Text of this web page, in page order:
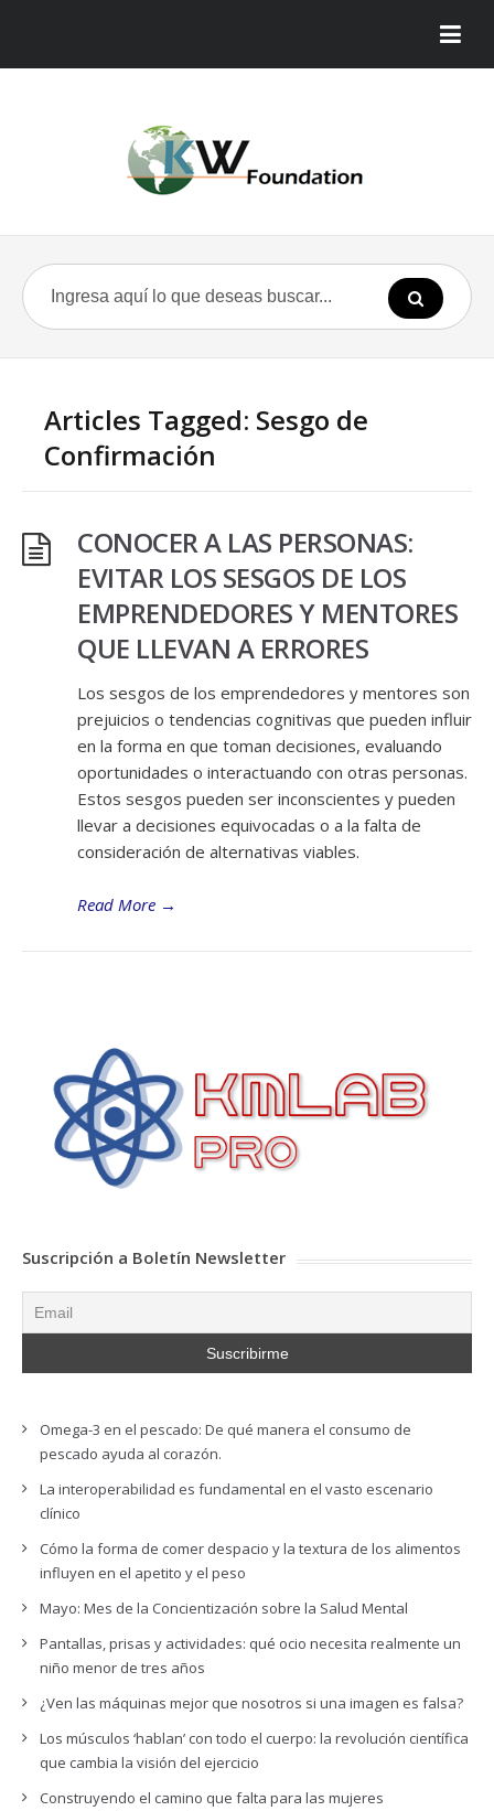
Articles Tagged: Sesgo de
Confirmación
CONOCER A LAS PERSONAS:
EVITAR LOS SESGOS DE LOS
EMPRENDEDORES Y MENTORES
QUE LLEVAN A ERRORES
Los sesgos de los emprendedores y mentores son
prejuicios o tendencias cognitivas que pueden influir
en la forma en que toman decisiones, evaluando
oportunidades o interactuando con otras personas.
Estos sesgos pueden ser inconscientes y pueden
llevar a decisiones equivocadas o a la falta de
consideración de alternativas viables.
Read More →
Suscripción a Boletín Newsletter
Omega-3 en el pescado: De qué manera el consumo de
pescado ayuda al corazón.
La interoperabilidad es fundamental en el vasto escenario
clínico
Cómo la forma de comer despacio y la textura de los alimentos
influyen en el apetito y el peso
Mayo: Mes de la Concientización sobre la Salud Mental
Pantallas, prisas y actividades: qué ocio necesita realmente un
niño menor de tres años
¿Ven las máquinas mejor que nosotros si una imagen es falsa?
Los músculos ‘hablan’ con todo el cuerpo: la revolución científica
que cambia la visión del ejercicio
Construyendo el camino que falta para las mujeres